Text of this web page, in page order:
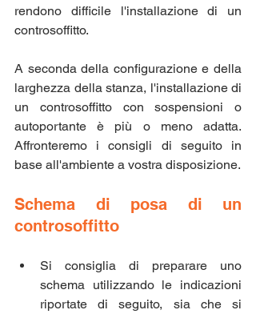
rendono difficile l'installazione di un
controsoffitto.
A seconda della configurazione e della
larghezza della stanza, l'installazione di
un controsoffitto con sospensioni o
autoportante è più o meno adatta.
Affronteremo i consigli di seguito in
base all'ambiente a vostra disposizione.
Schema di posa di un
controsoffitto
Si consiglia di preparare uno
schema utilizzando le indicazioni
riportate di seguito, sia che si